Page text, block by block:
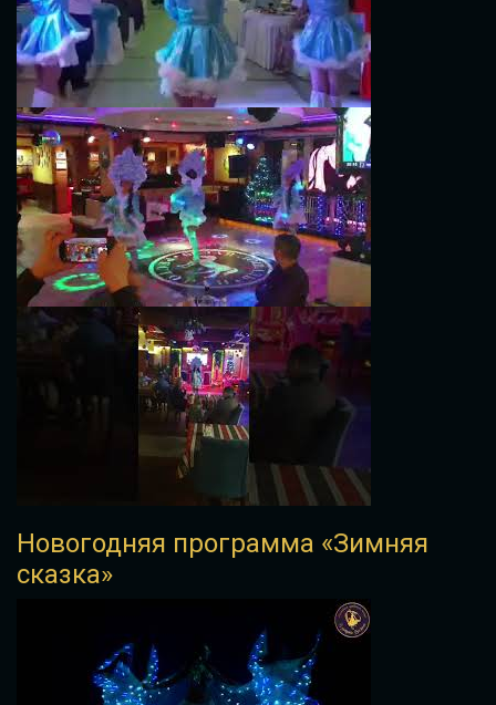
Новогодняя программа «Зимняя
сказка»